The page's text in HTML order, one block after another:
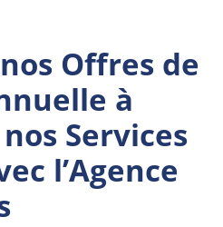
Offres de
à
Services
l’Agence